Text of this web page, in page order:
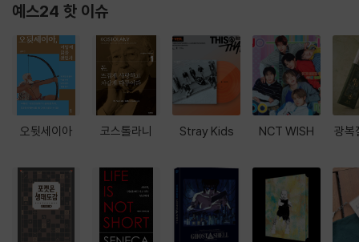
예스24 핫 이슈
오뒷세이아 코스톨라니 Stray Kids NCT WISH 광복